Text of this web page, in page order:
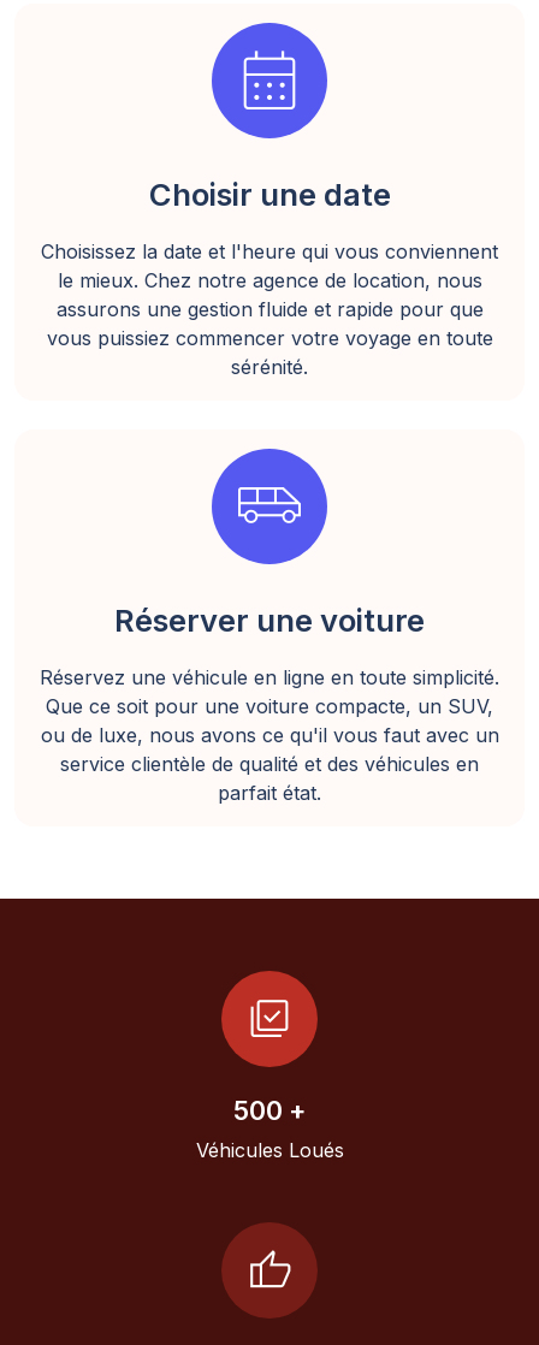
calendar_month
Choisir une date
Choisissez la date et l'heure qui vous conviennent
le mieux. Chez notre agence de location, nous
assurons une gestion fluide et rapide pour que
vous puissiez commencer votre voyage en toute
sérénité.
airport_shuttle
Réserver une voiture
Réservez une véhicule en ligne en toute simplicité.
Que ce soit pour une voiture compacte, un SUV,
ou de luxe, nous avons ce qu'il vous faut avec un
service clientèle de qualité et des véhicules en
parfait état.
library_add_check
500 +
Véhicules Loués
thumb_up